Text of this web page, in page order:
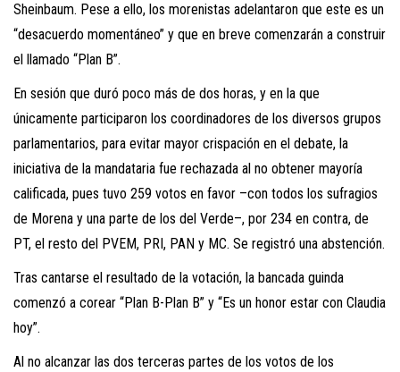
Sheinbaum. Pese a ello, los morenistas adelantaron que este es un
“desacuerdo momentáneo” y que en breve comenzarán a construir
el llamado “Plan B”.
En sesión que duró poco más de dos horas, y en la que
únicamente participaron los coordinadores de los diversos grupos
parlamentarios, para evitar mayor crispación en el debate, la
iniciativa de la mandataria fue rechazada al no obtener mayoría
calificada, pues tuvo 259 votos en favor –con todos los sufragios
de Morena y una parte de los del Verde–, por 234 en contra, de
PT, el resto del PVEM, PRI, PAN y MC. Se registró una abstención.
Tras cantarse el resultado de la votación, la bancada guinda
comenzó a corear “Plan B-Plan B” y “Es un honor estar con Claudia
hoy”.
Al no alcanzar las dos terceras partes de los votos de los